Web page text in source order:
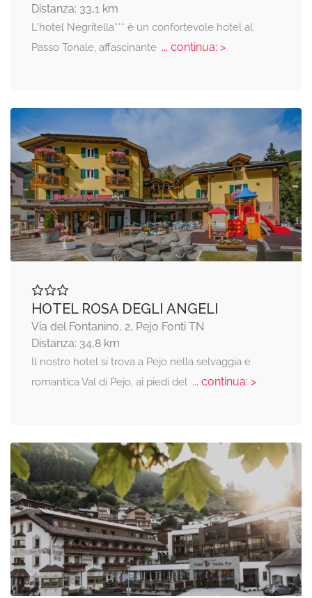
Distanza: 33,1 km
L'hotel Negritella*** è un confortevole hotel al
Passo Tonale, affascinante... continua: >
HOTEL ROSA DEGLI ANGELI
Via del Fontanino, 2, Pejo Fonti TN
Distanza: 34,8 km
Il nostro hotel si trova a Pejo nella selvaggia e
romantica Val di Pejo, ai piedi del ... continua: >